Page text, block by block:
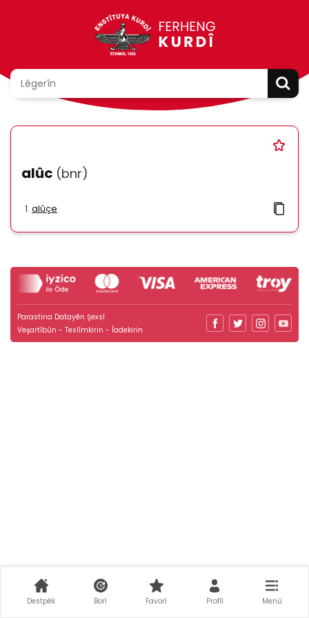
alûc (bnr)
alûçe
Parastina Datayên Şexsî
Veşartîbûn - Teslîmkirin - Îadekirin
Destpêk Borî Favorî Profîl Menû